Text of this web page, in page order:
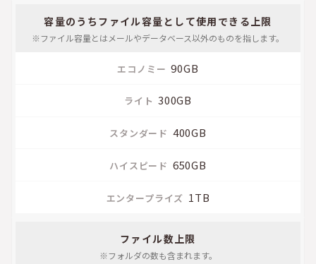
容量のうちファイル容量 として使用できる上限
※ファイル容量とはメールやデータベース以外のものを指します。
90GB
300GB
400GB
650GB
1TB
ファイル数上限
※フォルダの数も含まれます。